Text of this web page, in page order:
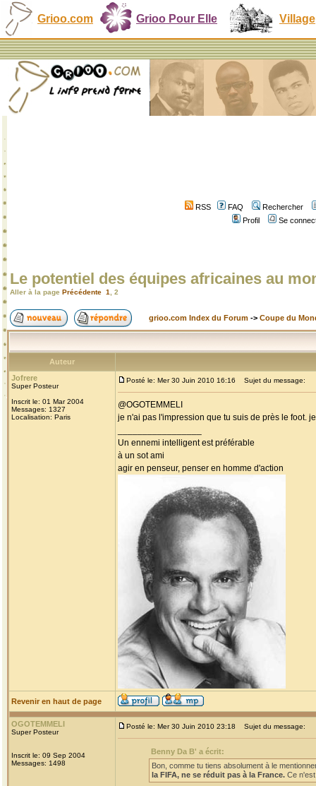
Grioo.com Grioo Pour Elle Village
RSS FAQ
Rechercher
Profil
Se
Le potentiel des équipes africaines au
Aller à la page Précédente 1 2
grioo.com Index du Forum -> Coupe du
Auteur
Jofrere
Super Posteur
Inscrit le: 01 Mar 2004
Messages: 1327
Localisation: Paris
Posté le: Mer 30 Juin 2010 16:16 Sujet du message:
@OGOTEMMELI
je n'ai pas l'impression que tu suis de près le foot.
Un ennemi intelligent est préférable
à un sot ami
agir en penseur, penser en homme d'action
Revenir en haut de page
OGOTEMMELI
Super Posteur
Inscrit le: 09 Sep 2004
Messages: 1498
Posté le: Mer 30 Juin 2010 23:18 Sujet du message:
Benny Da B' a écrit:
Bon, comme tu tiens absolument à le
la FIFA, ne se réduit pas à la France. Ce